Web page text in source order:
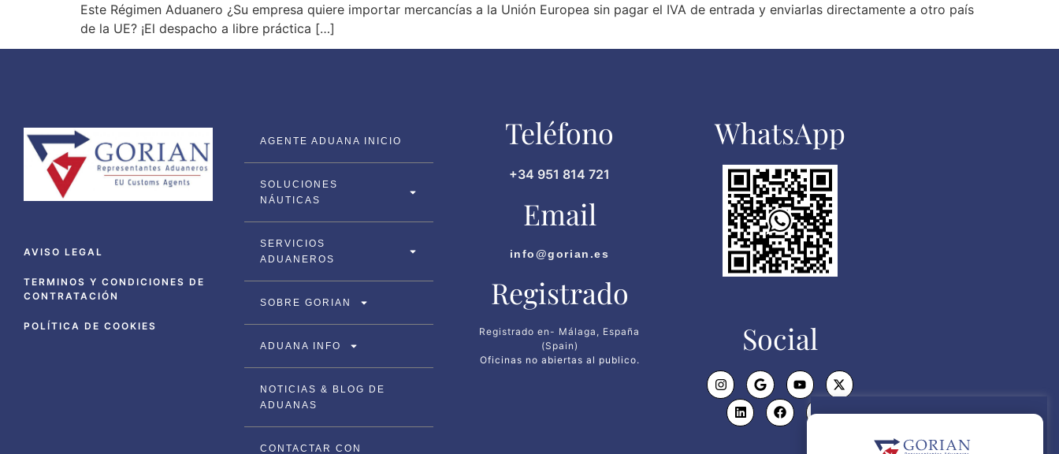
Este Régimen Aduanero ¿Su empresa quiere importar mercancías a la Unión Europea sin pagar el IVA de entrada y enviarlas directamente a otro país
de la UE? ¡El despacho a libre práctica […]
AVISO LEGAL
TERMINOS Y CONDICIONES DE
CONTRATACIÓN
POLÍTICA DE COOKIES
AGENTE ADUANA INICIO
SOLUCIONES
NÁUTICAS
SERVICIOS
ADUANEROS
SOBRE GORIAN
ADUANA INFO
NOTICIAS & BLOG DE
ADUANAS
CONTACTAR CON
Teléfono
+34 951 814 721
Email
info@gorian.es
Registrado
Registrado en- Málaga, España
(Spain)
Oficinas no abiertas al publico.
WhatsApp​
Social
Utilizamos cookies propias para el